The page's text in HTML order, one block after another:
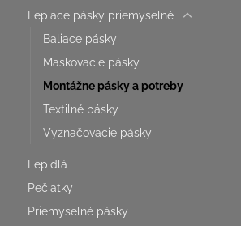
Lepiace pásky priemyselné
Baliace pásky
Maskovacie pásky
Montážne pásky a potreby
Textilné pásky
Vyznačovacie pásky
Lepidlá
Pečiatky
Priemyselné pásky